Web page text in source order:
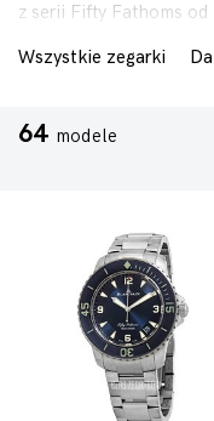
z serii Fifty Fathoms
Wszystkie zegarki
64 modele